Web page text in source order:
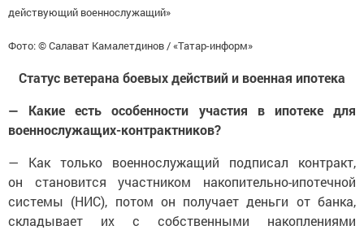
действующий военнослужащий»
Фото: © Салават Камалетдинов / «Татар-информ»
Статус ветерана боевых действий и военная ипотека
— Какие есть особенности участия в ипотеке для
военнослужащих-контрактников?
— Как только военнослужащий подписал контракт,
он становится участником накопительно-ипотечной
системы (НИС), потом он получает деньги от банка,
складывает их с собственными накоплениями